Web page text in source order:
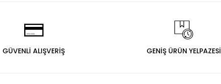
GÜVENLİ ALIŞVERİŞ GENİŞ ÜRÜN YELPAZESİ